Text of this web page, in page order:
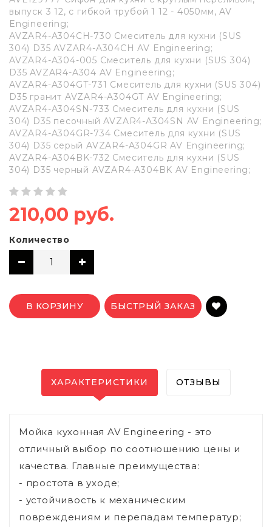
выпуск 3 12, с гибкой трубой 1 12 - 4050мм, AV
Engineering;
AVZAR4-A304CH-730 Смеситель для кухни (SUS
304) D35 AVZAR4-A304CH AV Engineering;
AVZAR4-A304-005 Смеситель для кухни (SUS 304)
D35 AVZAR4-A304 AV Engineering;
AVZAR4-A304GT-731 Смеситель для кухни (SUS 304)
D35 гранит AVZAR4-A304GT AV Engineering;
AVZAR4-A304SN-733 Смеситель для кухни (SUS
304) D35 песочный AVZAR4-A304SN AV Engineering;
AVZAR4-A304GR-734 Смеситель для кухни (SUS
304) D35 серый AVZAR4-A304GR AV Engineering;
AVZAR4-A304BK-732 Смеситель для кухни (SUS
304) D35 черный AVZAR4-A304BK AV Engineering;
210,00 руб.
Количество
В КОРЗИНУ БЫСТРЫЙ ЗАКАЗ
ХАРАКТЕРИСТИКИ ОТЗЫВЫ
Мойка кухонная AV Engineering - это
отличный выбор по соотношению цены и
качества. Главные преимущества:
- простота в уходе;
- устойчивость к механическим
повреждениям и перепадам температур;